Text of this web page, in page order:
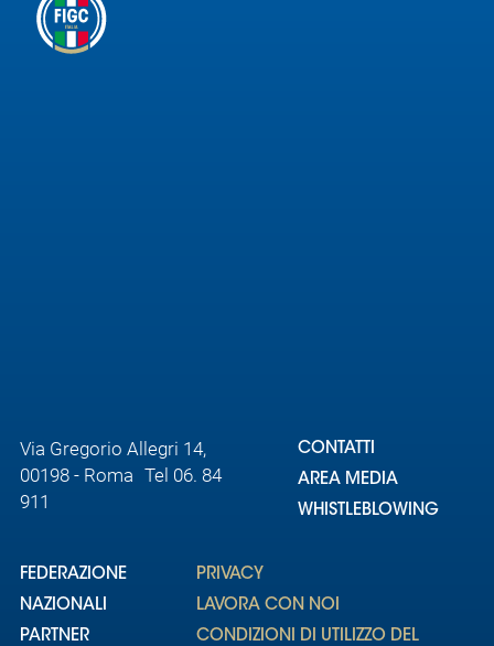
Via Gregorio Allegri 14,
00198 - Roma Tel 06. 84
911
CONTATTI
AREA MEDIA
WHISTLEBLOWING
FEDERAZIONE
NAZIONALI
PARTNER
PRIVACY
LAVORA CON NOI
CONDIZIONI DI UTILIZZO DEL